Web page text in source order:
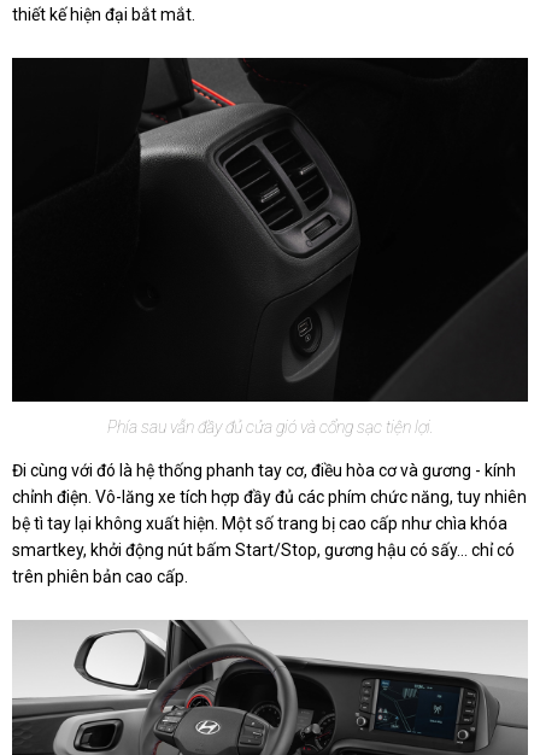
thiết kế hiện đại bắt mắt.
Phía sau vẫn đầy đủ cửa gió và cổng sạc tiện lợi.
Đi cùng với đó là hệ thống phanh tay cơ, điều hòa cơ và gương - kính
chỉnh điện. Vô-lăng xe tích hợp đầy đủ các phím chức năng, tuy nhiên
bệ tì tay lại không xuất hiện. Một số trang bị cao cấp như chìa khóa
smartkey, khởi động nút bấm Start/Stop, gương hậu có sấy... chỉ có
trên phiên bản cao cấp.